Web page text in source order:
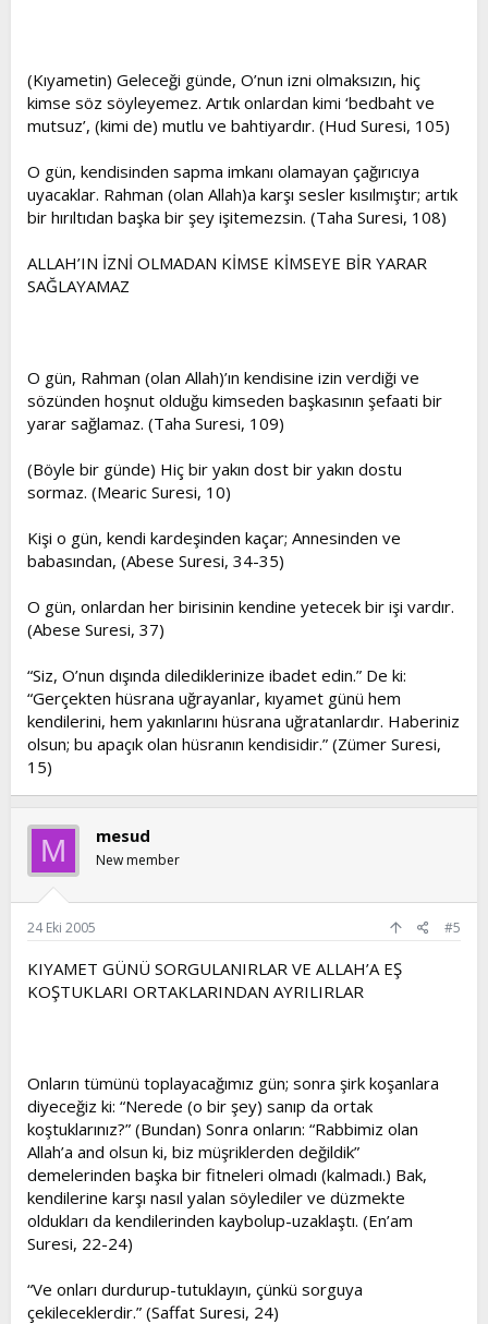
(Kıyametin) Geleceği günde, O’nun izni olmaksızın, hiç
kimse söz söyleyemez. Artık onlardan kimi ‘bedbaht ve
mutsuz’, (kimi de) mutlu ve bahtiyardır. (Hud Suresi, 105)
O gün, kendisinden sapma imkanı olamayan çağırıcıya
uyacaklar. Rahman (olan Allah)a karşı sesler kısılmıştır; artık
bir hırıltıdan başka bir şey işitemezsin. (Taha Suresi, 108)
ALLAH’IN İZNİ OLMADAN KİMSE KİMSEYE BİR YARAR
SAĞLAYAMAZ
O gün, Rahman (olan Allah)’ın kendisine izin verdiği ve
sözünden hoşnut olduğu kimseden başkasının şefaati bir
yarar sağlamaz. (Taha Suresi, 109)
(Böyle bir günde) Hiç bir yakın dost bir yakın dostu
sormaz. (Mearic Suresi, 10)
Kişi o gün, kendi kardeşinden kaçar; Annesinden ve
babasından, (Abese Suresi, 34-35)
O gün, onlardan her birisinin kendine yetecek bir işi vardır.
(Abese Suresi, 37)
“Siz, O’nun dışında dilediklerinize ibadet edin.” De ki:
“Gerçekten hüsrana uğrayanlar, kıyamet günü hem
kendilerini, hem yakınlarını hüsrana uğratanlardır. Haberiniz
olsun; bu apaçık olan hüsranın kendisidir.” (Zümer Suresi,
15)
M mesud
New member
24 Eki 2005 #5
KIYAMET GÜNÜ SORGULANIRLAR VE ALLAH’A EŞ
KOŞTUKLARI ORTAKLARINDAN AYRILIRLAR
Onların tümünü toplayacağımız gün; sonra şirk koşanlara
diyeceğiz ki: “Nerede (o bir şey) sanıp da ortak
koştuklarınız?” (Bundan) Sonra onların: “Rabbimiz olan
Allah’a and olsun ki, biz müşriklerden değildik”
demelerinden başka bir fitneleri olmadı (kalmadı.) Bak,
kendilerine karşı nasıl yalan söylediler ve düzmekte
oldukları da kendilerinden kaybolup-uzaklaştı. (En’am
Suresi, 22-24)
“Ve onları durdurup-tutuklayın, çünkü sorguya
çekileceklerdir.” (Saffat Suresi, 24)